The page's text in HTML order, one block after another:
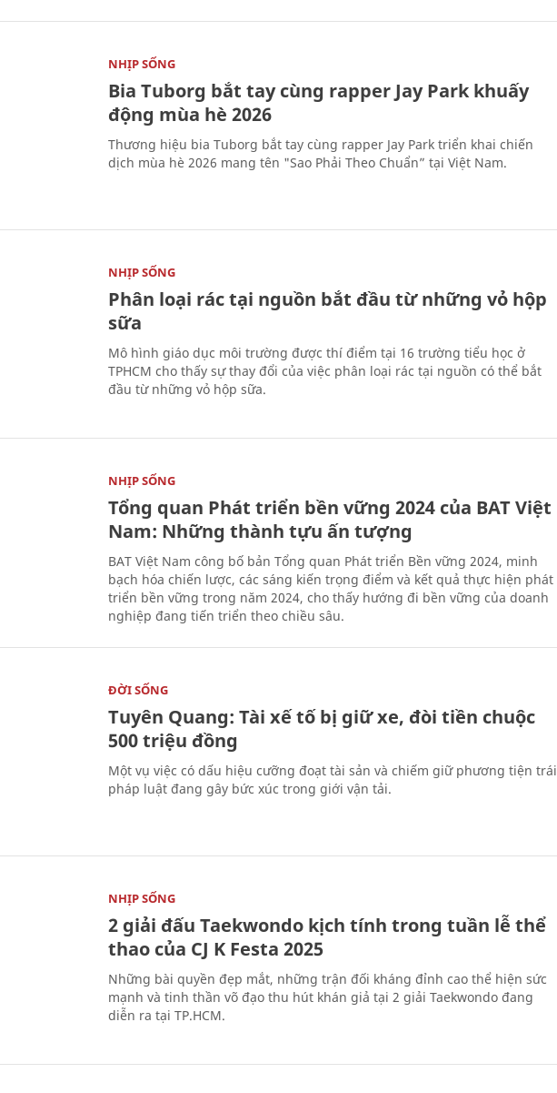
NHỊP SỐNG
Bia Tuborg bắt tay cùng rapper Jay Park khuấy
động mùa hè 2026
Thương hiệu bia Tuborg bắt tay cùng rapper Jay Park triển khai chiến
dịch mùa hè 2026 mang tên "Sao Phải Theo Chuẩn” tại Việt Nam.
NHỊP SỐNG
Phân loại rác tại nguồn bắt đầu từ những vỏ hộp
sữa
Mô hình giáo dục môi trường được thí điểm tại 16 trường tiểu học ở
TPHCM cho thấy sự thay đổi của việc phân loại rác tại nguồn có thể bắt
đầu từ những vỏ hộp sữa.
NHỊP SỐNG
Tổng quan Phát triển bền vững 2024 của BAT Việt
Nam: Những thành tựu ấn tượng
BAT Việt Nam công bố bản Tổng quan Phát triển Bền vững 2024, minh
bạch hóa chiến lược, các sáng kiến trọng điểm và kết quả thực hiện phát
triển bền vững trong năm 2024, cho thấy hướng đi bền vững của doanh
nghiệp đang tiến triển theo chiều sâu.
ĐỜI SỐNG
Tuyên Quang: Tài xế tố bị giữ xe, đòi tiền chuộc
500 triệu đồng
Một vụ việc có dấu hiệu cưỡng đoạt tài sản và chiếm giữ phương tiện trái
pháp luật đang gây bức xúc trong giới vận tải.
NHỊP SỐNG
2 giải đấu Taekwondo kịch tính trong tuần lễ thể
thao của CJ K Festa 2025
Những bài quyền đẹp mắt, những trận đối kháng đỉnh cao thể hiện sức
mạnh và tinh thần võ đạo thu hút khán giả tại 2 giải Taekwondo đang
diễn ra tại TP.HCM.